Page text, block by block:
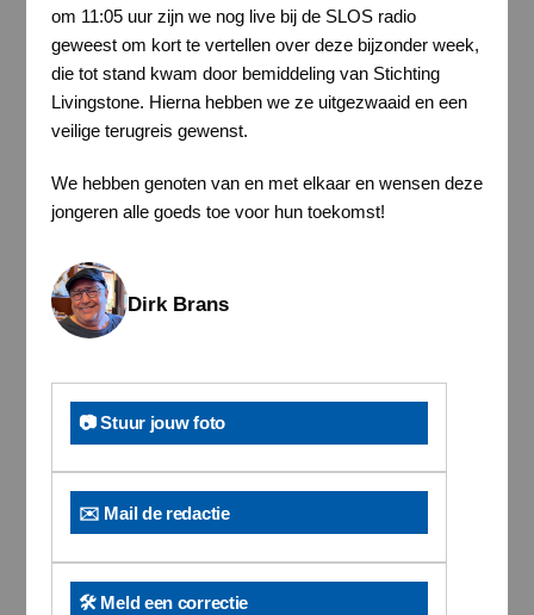
om 11:05 uur zijn we nog live bij de SLOS radio
geweest om kort te vertellen over deze bijzonder week,
die tot stand kwam door bemiddeling van Stichting
Livingstone. Hierna hebben we ze uitgezwaaid en een
veilige terugreis gewenst.
We hebben genoten van en met elkaar en wensen deze
jongeren alle goeds toe voor hun toekomst!
Dirk Brans
📷 Stuur jouw foto
✉️ Mail de redactie
🛠️ Meld een correctie